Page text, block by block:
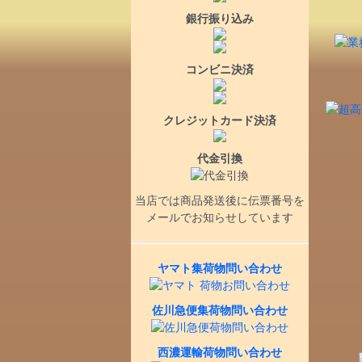
銀行振り込み
コンビニ決済
クレジットカード決済
代金引換
当店では商品発送後に伝票番号を
メールでお知らせしています
ヤマト集荷物問い合わせ
佐川急便集荷物問い合わせ
西濃運輸荷物問い合わせ